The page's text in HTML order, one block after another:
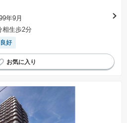
年9月
相生歩2分
好